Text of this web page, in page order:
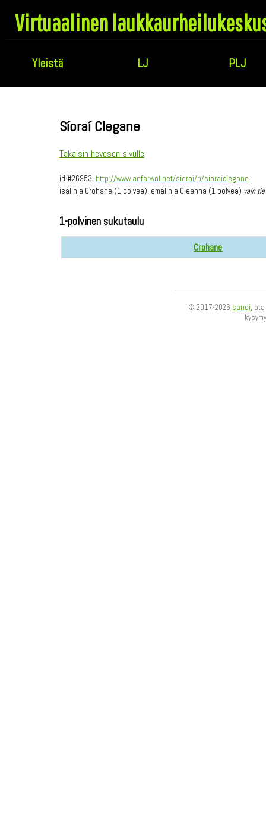
Virtuaalinen
Yleistä LJ PLJ
Síoraí Clegane
Takaisin hevosen sivulle
id #26953, http://www.anfarwol.net/siorai/p/sioraiclegane
isälinja Crohane (1 polvea), emälinja Gleanna (1 polvea) vain
1-polvinen sukutaulu
Crohane
© 2017-2026 sandi,